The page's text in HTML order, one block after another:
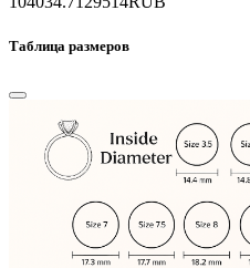
Таблица размеров